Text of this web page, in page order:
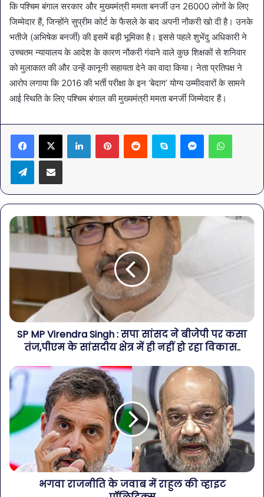
कि पश्चिम बंगाल सरकार और मुख्यमंत्री ममता बनर्जी उन 26000 लोगों के लिए
जिम्मेदार हैं, जिन्होंने सुप्रीम कोर्ट के फैसले के बाद अपनी नौकरी खो दी है। उनके
भतीजे (अभिषेक बनर्जी) की इसमें बड़ी भूमिका है। इससे पहले शुभेंदु अधिकारी ने
उच्चतम न्यायालय के आदेश के कारण नौकरी गंवाने वाले कुछ शिक्षकों से शनिवार
को मुलाकात की और उन्हें कानूनी सहायता देने का वादा किया। नेता प्रतिपक्ष ने
आरोप लगाया कि 2016 की भर्ती परीक्षा के इन ‘बेदाग’ योग्य उम्मीदवारों के सामने
आई स्थिति के लिए पश्चिम बंगाल की मुख्यमंत्री ममता बनर्जी जिम्मेदार हैं।
LinkedInPinterestReddit Skype Messenger
TelegramShare via Email
SP MP Virendra Singh : सपा सांसद ने बीजेपी पर कसा
तंज,पीएम के सांसदीय क्षेत्र में ही नहीं हो रहा विकास..
भगवा राजनीति के जवाब में राहुल की व्हाइट